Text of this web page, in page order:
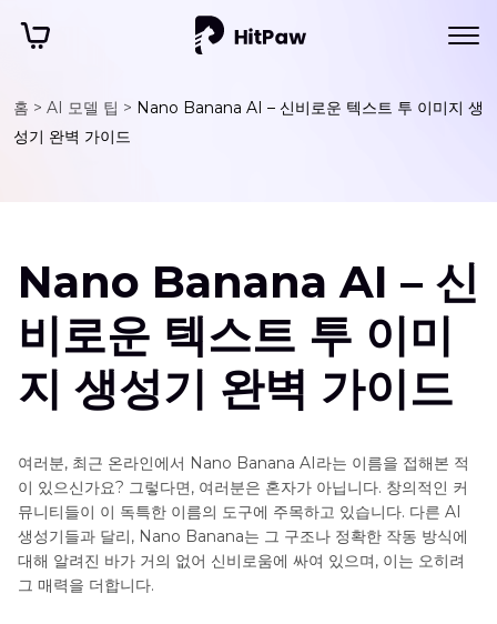
홈 > AI 모델 팁 > Nano Banana AI – 신비로운 텍스트 투 이미지 생
성기 완벽 가이드
Nano Banana AI – 신
비로운 텍스트 투 이미
지 생성기 완벽 가이드
여러분, 최근 온라인에서 Nano Banana AI라는 이름을 접해본 적
이 있으신가요? 그렇다면, 여러분은 혼자가 아닙니다. 창의적인 커
뮤니티들이 이 독특한 이름의 도구에 주목하고 있습니다. 다른 AI
생성기들과 달리, Nano Banana는 그 구조나 정확한 작동 방식에
대해 알려진 바가 거의 없어 신비로움에 싸여 있으며, 이는 오히려
그 매력을 더합니다.